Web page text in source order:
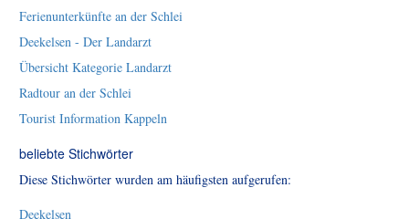
Ferienunterkünfte an der Schlei
Deekelsen - Der Landarzt
Übersicht Kategorie Landarzt
Radtour an der Schlei
Tourist Information Kappeln
beliebte Stichwörter
Diese Stichwörter wurden am häufigsten aufgerufen:
Deekelsen